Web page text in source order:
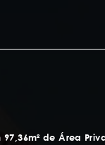
de Área